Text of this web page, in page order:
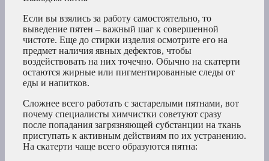
Если вы взялись за работу самостоятельно, то
выведение пятен – важный шаг к совершенной
чистоте. Еще до стирки изделия осмотрите его на
предмет наличия явных дефектов, чтобы
воздействовать на них точечно. Обычно на скатерти
остаются жирные или пигментированные следы от
еды и напитков.
Сложнее всего работать с застарелыми пятнами, вот
почему специалисты химчистки советуют сразу
после попадания загрязняющей субстанции на ткань
приступать к активным действиям по их устранению.
На скатерти чаще всего образуются пятна: